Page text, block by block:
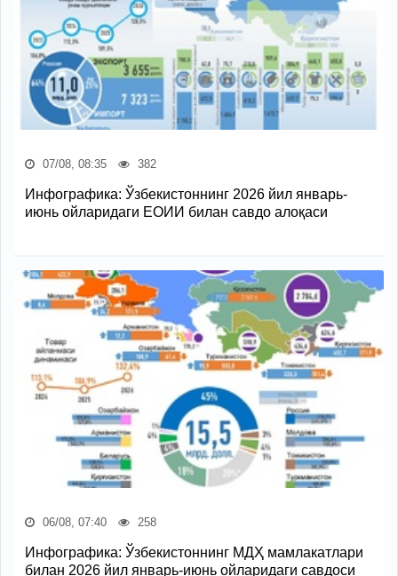
07/08, 08:35 382
Инфографика: Ўзбекистоннинг 2026 йил январь-
июнь ойларидаги ЕОИИ билан савдо алоқаси
06/08, 07:40 258
Инфографика: Ўзбекистоннинг МДҲ мамлакатлари
билан 2026 йил январь-июнь ойларидаги савдоси